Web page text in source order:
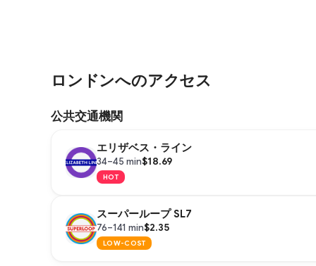
ロンドンへのアクセス
公共交通機関
エリザベス・ライン
34–45 min$18.69
HOT
スーパーループ SL7
76–141 min$2.35
LOW-COST